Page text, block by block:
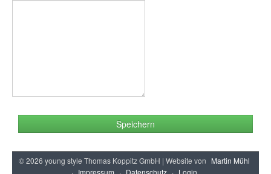
Speichern
© 2026 young style Thomas Koppitz GmbH | Website von Martin Mühl